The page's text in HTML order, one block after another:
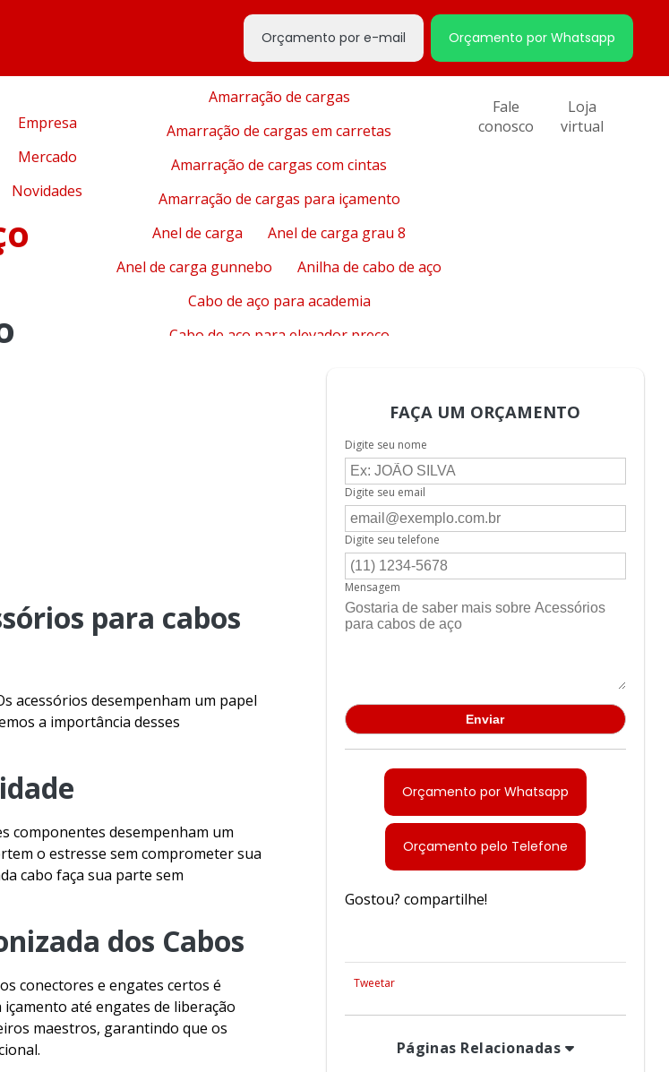
Orçamento por e-mail Orçamento por Whatsapp
Empresa
Mercado
Novidades
Acessórios para fixação de cabo de aço
Alicate corta cabo
Alicates para cortar aço
Amarração de cargas
Amarração de cargas em carretas
Amarração de cargas com cintas
Amarração de cargas para içamento
Anel de carga
Anel de carga grau 8
Anel de carga gunnebo
Anilha de cabo de aço
Cabo de aço para academia
Cabo de aço para elevador preço
Cabo de aço especial para guindaste
Cabo de aço galvanizado com alma de fibra
Cabo de aço galvanizado preço
Cabo de aço inox preço
Cabo de aço linha de vida
Cabo de aço para linha de vida preço
Cabo de aço preço
Cabo de aço revestido pvc
Cabo para equipamento academia
Cabo para guindaste
Cabo linha de vida
Catraca de amarração de carga
Catraca cinta de carga
Cinta de carga
Cinta de fixação de carga
Cinta de poliéster para amarração
Cinta de poliéster para amarração de carga
Fale
conosco
Loja
virtual
para cabos
acessórios desempenham um papel
a importância desses
componentes desempenham um
o estresse sem comprometer sua
cabo faça sua parte sem
dos Cabos
conectores e engates certos é
até engates de liberação
maestros, garantindo que os
FAÇA UM ORÇAMENTO
Digite seu nome
Digite seu email
Digite seu telefone
Mensagem
Orçamento por Whatsapp
Orçamento pelo Telefone
Gostou? compartilhe!
Tweetar
Páginas Relacionadas